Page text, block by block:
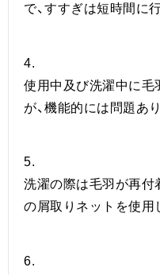
で、すすぎは短時間に
4.
使用中及び洗濯中に毛
が、機能的には問題あ
5.
洗濯の際は毛羽が再付
の屑取りネットを使用
6.